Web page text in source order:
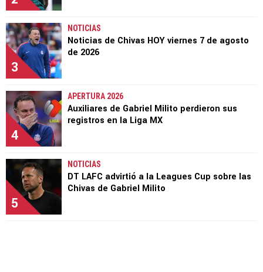
3
NOTICIAS
Noticias de Chivas HOY viernes 7 de agosto
de 2026
4
APERTURA 2026
Auxiliares de Gabriel Milito perdieron sus
registros en la Liga MX
5
NOTICIAS
DT LAFC advirtió a la Leagues Cup sobre las
Chivas de Gabriel Milito